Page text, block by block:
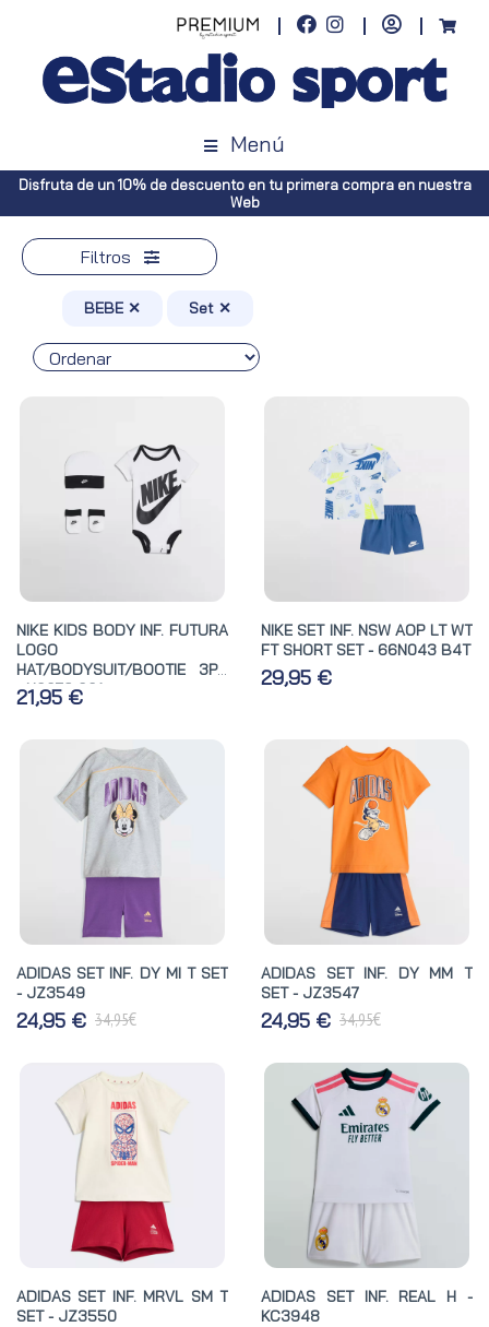
Menú
Disfruta de un 10% de descuento en tu primera compra en nuestra
Web
Filtros
BEBE ✕ Set ✕
NIKE KIDS BODY INF. FUTURA
LOGO
HAT/BODYSUIT/BOOTIE 3PC
- N0073 001
21,95 €
NIKE SET INF. NSW AOP LT WT
FT SHORT SET - 66N043 B4T
29,95 €
ADIDAS SET INF. DY MI T SET
- JZ3549
24,95 € 34,95€
ADIDAS SET INF. DY MM T
SET - JZ3547
24,95 € 34,95€
ADIDAS SET INF. MRVL SM T
SET - JZ3550
ADIDAS SET INF. REAL H -
KC3948